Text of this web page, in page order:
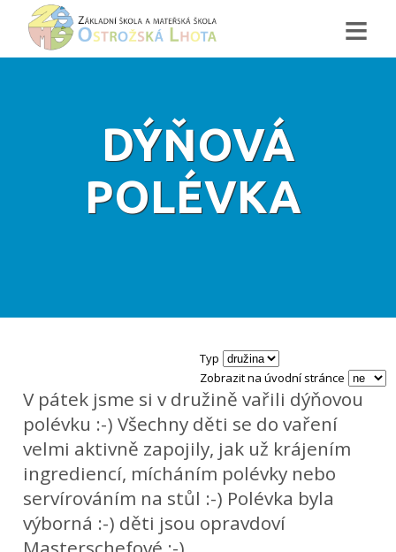
≡
DÝŇOVÁ
POLÉVKA
Typ
Zobrazit na úvodní stránce
V pátek jsme si v družině vařili dýňovou
polévku :-) Všechny děti se do vaření
velmi aktivně zapojily, jak už krájením
ingrediencí, mícháním polévky nebo
servírováním na stůl :-) Polévka byla
výborná :-) děti jsou opravdoví